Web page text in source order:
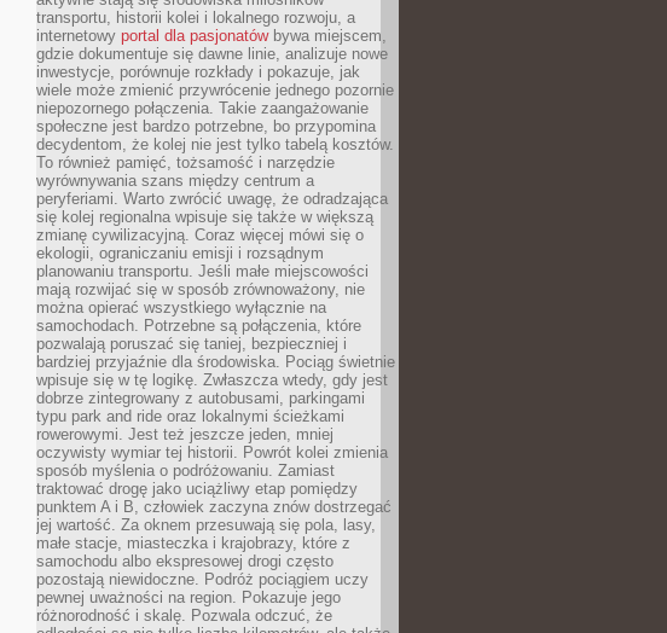
transportu, historii kolei i lokalnego rozwoju, a
internetowy portal dla pasjonatówbywa miejscem,
gdzie dokumentuje się dawne linie, analizuje nowe
inwestycje, porównuje rozkłady i pokazuje, jak
wiele może zmienić przywrócenie jednego pozornie
niepozornego połączenia. Takie zaangażowanie
społeczne jest bardzo potrzebne, bo przypomina
decydentom, że kolej nie jest tylko tabelą kosztów.
To również pamięć, tożsamość i narzędzie
wyrównywania szans między centrum a
peryferiami. Warto zwrócić uwagę, że odradzająca
się kolej regionalna wpisuje się także w większą
zmianę cywilizacyjną. Coraz więcej mówi się o
ekologii, ograniczaniu emisji i rozsądnym
planowaniu transportu. Jeśli małe miejscowości
mają rozwijać się w sposób zrównoważony, nie
można opierać wszystkiego wyłącznie na
samochodach. Potrzebne są połączenia, które
pozwalają poruszać się taniej, bezpieczniej i
bardziej przyjaźnie dla środowiska. Pociąg świetnie
wpisuje się w tę logikę. Zwłaszcza wtedy, gdy jest
dobrze zintegrowany z autobusami, parkingami
typu park and ride oraz lokalnymi ścieżkami
rowerowymi. Jest też jeszcze jeden, mniej
oczywisty wymiar tej historii. Powrót kolei zmienia
sposób myślenia o podróżowaniu. Zamiast
traktować drogę jako uciążliwy etap pomiędzy
punktem A i B, człowiek zaczyna znów dostrzegać
jej wartość. Za oknem przesuwają się pola, lasy,
małe stacje, miasteczka i krajobrazy, które z
samochodu albo ekspresowej drogi często
pozostają niewidoczne. Podróż pociągiem uczy
pewnej uważności na region. Pokazuje jego
różnorodność i skalę. Pozwala odczuć, że